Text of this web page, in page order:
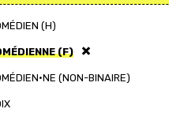
(H)
(F)
(NON-BINAIRE)